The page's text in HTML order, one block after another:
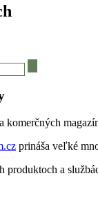
komerčných
prináša veľké
produktoch a